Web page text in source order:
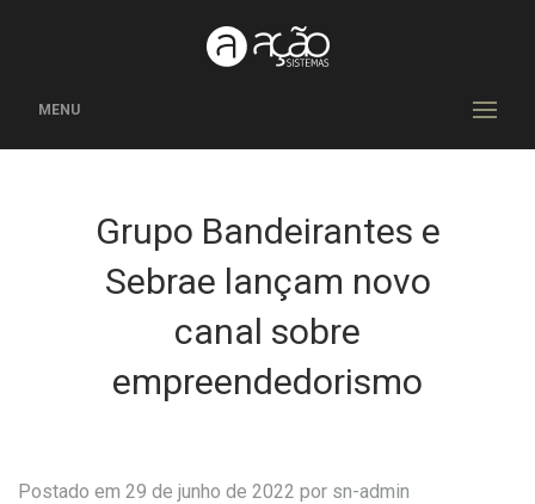
MENU
Grupo Bandeirantes e
Sebrae lançam novo
canal sobre
empreendedorismo
Postado em 29 de junho de 2022 por sn-admin